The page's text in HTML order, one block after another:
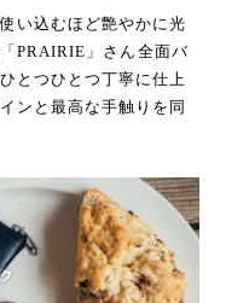
い込むほど艶やかに光
PRAIRIE」さん全面バ
とつひとつ丁寧に仕上
ンと最高な手触りを同